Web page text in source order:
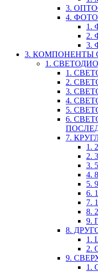
3.
4.
1.
2.
3.
3. КОМПОНЕНТЫ
1.
1.
2.
3.
4.
5.
6.
7.
1.
2.
3.
4.
5.
6.
7.
8.
9.
8.
1.
2.
9.
1.